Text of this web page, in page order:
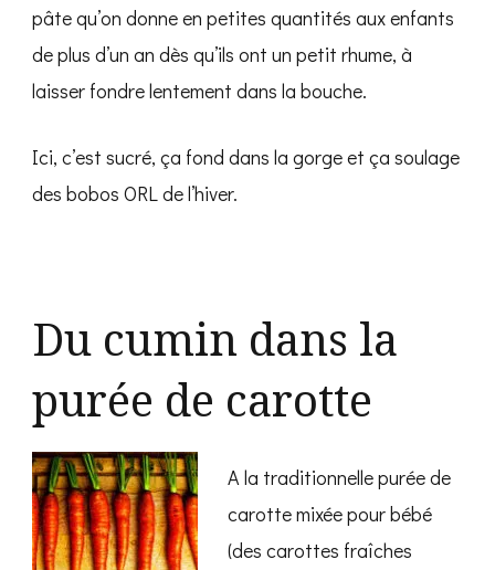
pâte qu’on donne en petites quantités aux enfants
de plus d’un an dès qu’ils ont un petit rhume, à
laisser fondre lentement dans la bouche.
Ici, c’est sucré, ça fond dans la gorge et ça soulage
des bobos ORL de l’hiver.
Du cumin dans la
purée de carotte
A la traditionnelle purée de
carotte mixée pour bébé
(des carottes fraîches